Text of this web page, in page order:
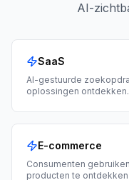
AI-
SaaS
AI-gestuurde
oplossingen ontdekken.
E-commerce
Consumenten
producten te ontdekken